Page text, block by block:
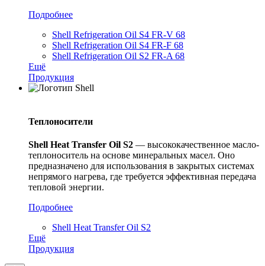
Подробнее
Shell Refrigeration Oil S4 FR-V 68
Shell Refrigeration Oil S4 FR-F 68
Shell Refrigeration Oil S2 FR-A 68
Ещё
Продукция
Теплоносители
Shell Heat Transfer Oil S2 — высококачественное масло-
теплоноситель на основе минеральных масел. Оно
предназначено для использования в закрытых системах
непрямого нагрева, где требуется эффективная передача
тепловой энергии.
Подробнее
Shell Heat Transfer Oil S2
Ещё
Продукция